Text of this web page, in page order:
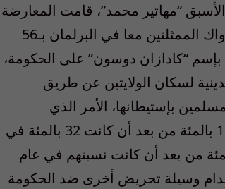
“مهاتير محمد”، قامت المعارضة
بحملة مكثفة في أوساط السكان الأصليين لولايتي صباح وسرواك الممثلتين معا في البرلمان بـ56
“كادازان دوسون” على الحكومة،
لسكان الولايتين عن طريق
بإستيطانها، الأمر الذي
إنخفضت معه نسبة الـ “كادازان دوسون” في عام 2010 إلى 18 بالمئة من بعد أن كانت 32 بالمئة في
، وإرتفعت نسبة المسلمين في الولايتين إلى 65 بالمئة من بعد أن كانت نسبتهم في عام
بإستخدام وسيلة تحريض أخرى ضد الحكومة